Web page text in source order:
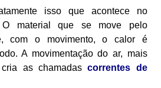
isso que acontece no
O material que se move pelo
com o movimento, o calor é
A movimentação do ar, mais
as chamadascorrentes de